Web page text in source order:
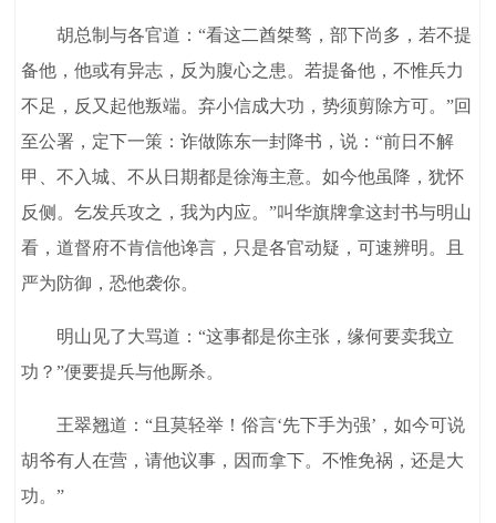
胡总制与各官道：“看这二酋桀骜，部下尚多，若不提
备他，他或有异志，反为腹心之患。若提备他，不惟兵力
不足，反又起他叛端。弃小信成大功，势须剪除方可。”回
至公署，定下一策：诈做陈东一封降书，说：“前日不解
甲、不入城、不从日期都是徐海主意。如今他虽降，犹怀
反侧。乞发兵攻之，我为内应。”叫华旗牌拿这封书与明山
看，道督府不肯信他谗言，只是各官动疑，可速辨明。且
严为防御，恐他袭你。
明山见了大骂道：“这事都是你主张，缘何要卖我立
功？”便要提兵与他厮杀。
王翠翘道：“且莫轻举！俗言‘先下手为强’，如今可说
胡爷有人在营，请他议事，因而拿下。不惟免祸，还是大
功。”